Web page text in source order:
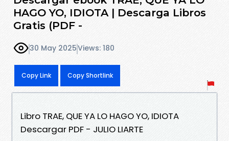
HAGO YO, IDIOTA | Descarga Libros
Gratis (PDF -
30 May 2025Views: 180
Copy Link Copy Shortlink
Libro TRAE, QUE YA LO HAGO YO, IDIOTA
Descargar PDF - JULIO LIARTE